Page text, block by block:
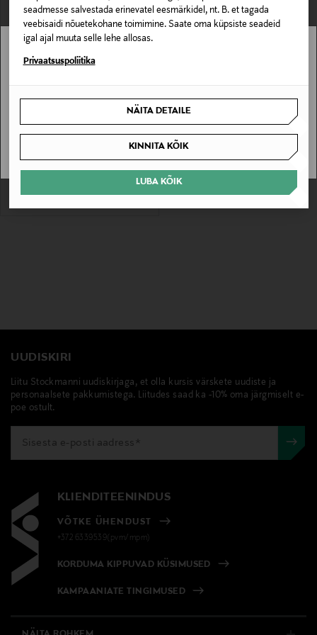
seadmesse salvestada erinevatel eesmärkidel, nt. B. et tagada
veebisaidi nõuetekohane toimimine. Saate oma küpsiste seadeid
igal ajal muuta selle lehe allosas.
Privaatsuspoliitika
NÄITA DETAILE
KINNITA KÕIK
LUBA KÕIK
165,00 €
UUDISKIRI
Liitu Stockmanni uudiskirjaga, et olla kursis värskete uudiste ja
personaalsete pakkumistega. Liitudes saad ka -10% oma järgmiselt e-
poe ostult.
KLIENDITEENINDUS
VÕTKE ÜHENDUST
+372 6339539(pvm/mpm)
KORDUMA KIPPUVAD KÜSIMUSED
KAMPAANIATE TINGIMUSED
Stockmann pole Sinu riigis saadaval.
SAAN ARU